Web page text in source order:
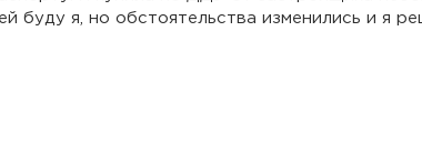
буду я, но обстоятельства изменились и я